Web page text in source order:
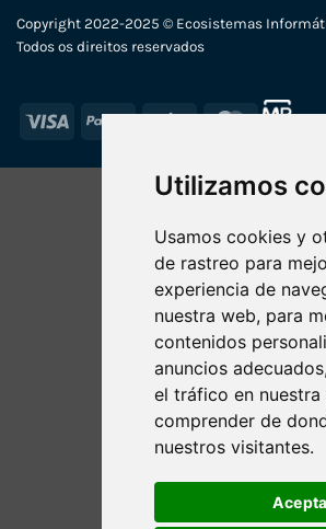
Utilizamos
Usamos cookies y
de rastreo para
experiencia de
nuestra web, para
contenidos
anuncios
el tráfico en nuestra
comprender de
nuestros visitantes.
Copyright 2022-2025 © Ecosistemas
Todos os direitos reservados
Visa PayPal Stripe